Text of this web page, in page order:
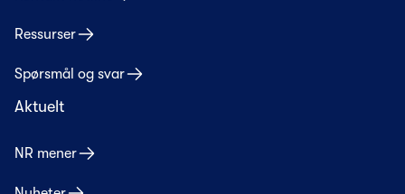
Ressurser
Spørsmål og svar
Aktuelt
NR mener